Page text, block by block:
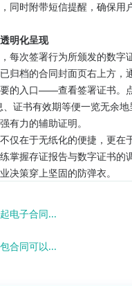
同时附带短信提醒，确保用
明化呈现
每次签署行为所颁发的数字
归档的合同封面页右上方，
的入口——查看签署证书。
证书有效期等便一览无余
有力的辅助证明。
仅在于无纸化的便捷，更在
掌握存证报告与数字证书的
决策穿上坚固的防弹衣。
电子合同...
合同可以...